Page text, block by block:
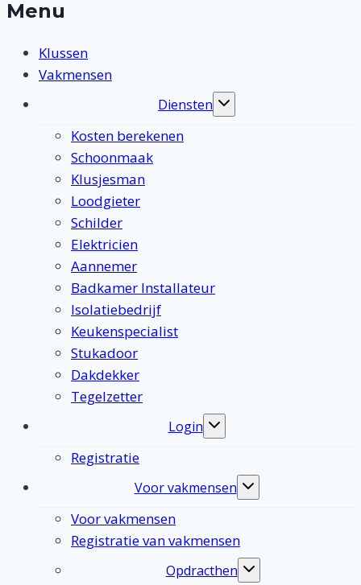
Menu
Klussen
Vakmensen
Diensten
Toggle
Kosten berekenen
Schoonmaak
Klusjesman
Loodgieter
Schilder
Elektricien
Aannemer
Badkamer Installateur
Isolatiebedrijf
Keukenspecialist
Stukadoor
Dakdekker
Tegelzetter
Login
Toggle
Registratie
Voor vakmensen
Toggle
Voor vakmensen
Registratie van vakmensen
Opdracthen
Toggle